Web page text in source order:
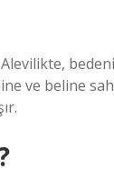
bedeni
ve beline